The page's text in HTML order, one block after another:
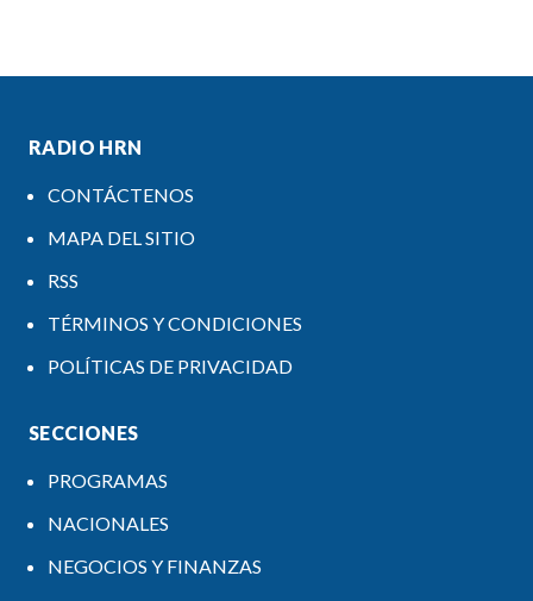
RADIO HRN
CONTÁCTENOS
MAPA DEL SITIO
RSS
TÉRMINOS Y CONDICIONES
POLÍTICAS DE PRIVACIDAD
SECCIONES
PROGRAMAS
NACIONALES
NEGOCIOS Y FINANZAS